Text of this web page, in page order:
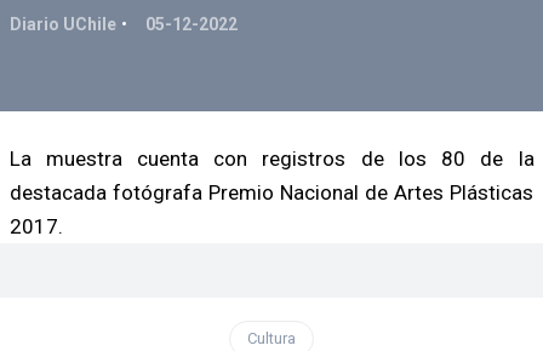
Diario UChile 05-12-2022
La muestra cuenta con registros de los 80 de la
destacada fotógrafa Premio Nacional de Artes Plásticas
2017.
Cultura